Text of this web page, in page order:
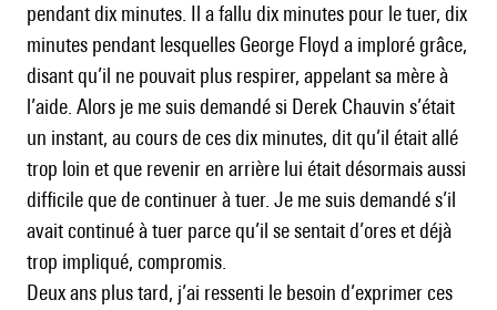
pendant dix minutes. Il a fallu dix minutes pour le tuer, dix
minutes pendant lesquelles George Floyd a imploré grâce,
disant qu’il ne pouvait plus respirer, appelant sa mère à
l’aide. Alors je me suis demandé si Derek Chauvin s’était
un instant, au cours de ces dix minutes, dit qu’il était allé
trop loin et que revenir en arrière lui était désormais aussi
difficile que de continuer à tuer. Je me suis demandé s’il
avait continué à tuer parce qu’il se sentait d’ores et déjà
trop impliqué, compromis.
Deux ans plus tard, j’ai ressenti le besoin d’exprimer ces